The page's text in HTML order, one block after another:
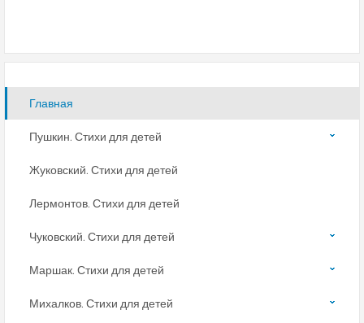
Главная
Пушкин. Стихи для детей
Жуковский. Стихи для детей
Лермонтов. Стихи для детей
Чуковский. Стихи для детей
Маршак. Стихи для детей
Михалков. Стихи для детей